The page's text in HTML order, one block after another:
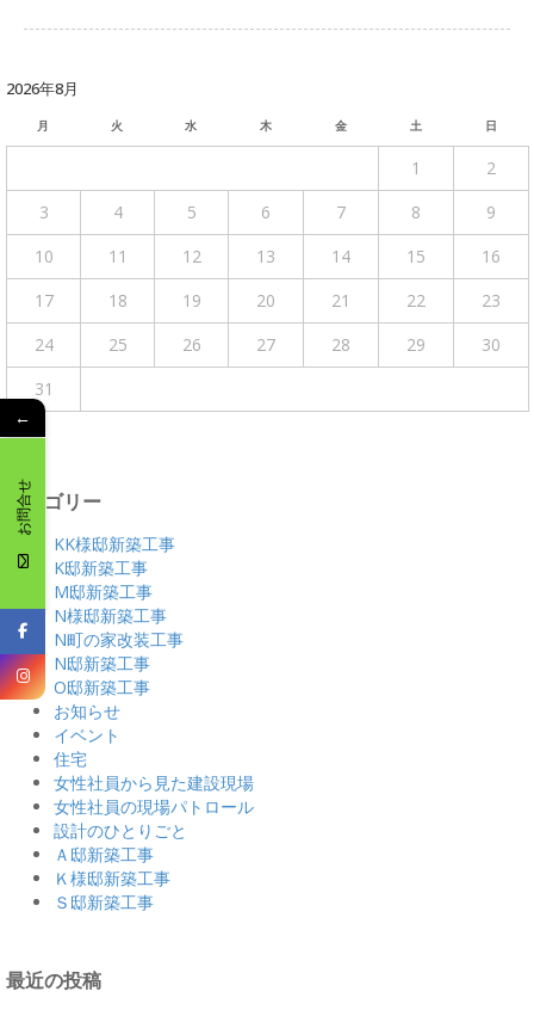
2026年8月
月 火 水 木 金 土 日
1
2
3
4 5 6 7 8
9
10
11 12 13 14 15
16
17
18 19 20 21 22
23
24
25 26 27 28 29
30
31
« 4月
カテゴリー
KK様邸新築工事
K邸新築工事
M邸新築工事
N様邸新築工事
N町の家改装工事
N邸新築工事
O邸新築工事
お知らせ
イベント
住宅
女性社員から見た建設現場
女性社員の現場パトロール
設計のひとりごと
Ａ邸新築工事
Ｋ様邸新築工事
Ｓ邸新築工事
最近の投稿
←
お問合せ